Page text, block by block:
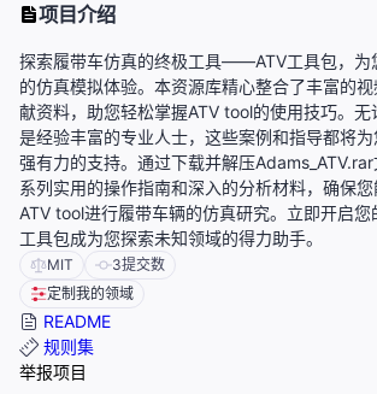
项目介绍
探索履带车仿真的终极工具——ATV工具包，为
的仿真模拟体验。本资源库精心整合了丰富的
献资料，助您轻松掌握ATV tool的使用技巧。无
是经验丰富的专业人士，这些案例和指导都将
强有力的支持。通过下载并解压
系列实用的操作指南和深入的分析材料，确保
ATV tool进行履带车辆的仿真研究。立即开启您
工具包成为您探索未知领域的得力助手。
MIT 3提交数
定制我的领域
README
规则集
举报项目